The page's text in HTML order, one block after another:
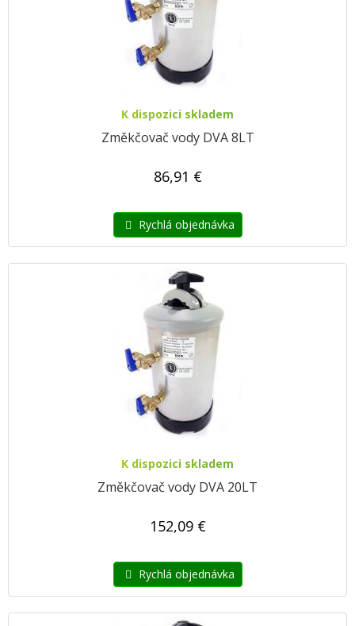
K dispozici skladem
Změkčovač vody DVA 8LT
86,91 €
Rychlá objednávka
K dispozici skladem
Změkčovač vody DVA 20LT
152,09 €
Rychlá objednávka